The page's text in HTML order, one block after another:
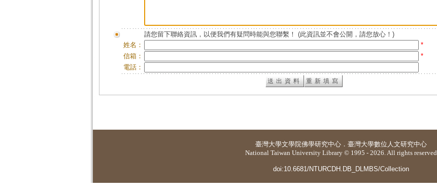
請您留下聯絡資訊，以便我們有疑問時能與您聯繫！ (此資訊並不會公開，請您放心！)
姓名：
*
信箱：
*
電話：
臺灣大學文學院佛學研究中心 ． 臺灣大學數位人文研究中心
National Taiwan University Library © 1995 - 2026. All rights reserved
doi:10.6681/NTURCDH.DB_DLMBS/Collection